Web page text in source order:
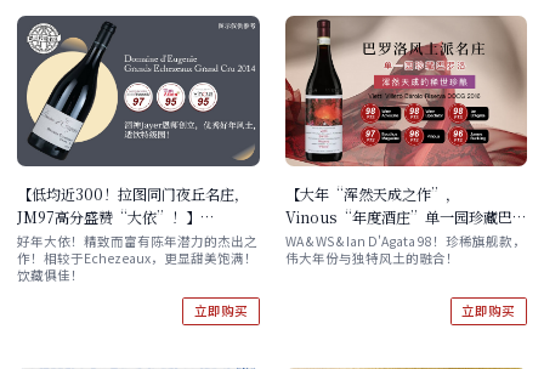
【低均近300！拉图同门夜丘名庄，
JM97高分盛赞“大依”！】
Domaine d'Eugenie Grands
Echezeaux Grand Cru 2014 现货
好年大依！精致而富有陈年潜力的杰出之
作！相较于Echezeaux，更显甜美饱满！
饮藏俱佳！
立即购买
【大年“浑然天成之作”，
Vinous“年度酒庄”单一园珍藏巴罗
洛！】Vietti Villero Barolo
Riserva DOCG 2016 单支/三支原木
WA & WS & Ian D'Agata 98！珍稀旗舰款，
伟大年份与独特风土的融合！
立即购买